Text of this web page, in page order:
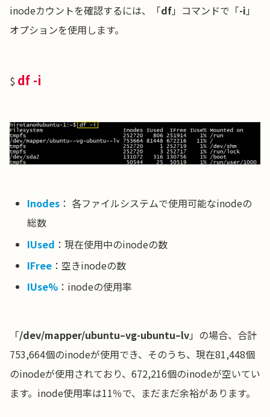
inodeカウントを確認するには、「df」コマンドで「-i 」
オプションを使用します。
$ df -i
Inodes ： 各ファイルシステムで使用可能なinodeの
総数
IUsed ：現在使用中のinodeの数
IFree ：空きinodeの数
IUse% ：inodeの使用率
「/dev/mapper/ubuntu–vg-ubuntu–lv」の場合、合計
753,664個のinodeが使用でき、そのうち、現在81,448個
のinodeが使用されており、672,216個のinodeが空いてい
ます。inode使用率は11％で、まだまだ余裕があります。